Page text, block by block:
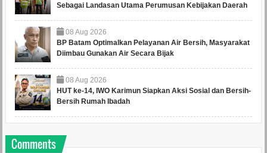
Sebagai Landasan Utama Perumusan Kebijakan Daerah
08 Aug 2026
BP Batam Optimalkan Pelayanan Air Bersih, Masyarakat
Diimbau Gunakan Air Secara Bijak
08 Aug 2026
HUT ke-14, IWO Karimun Siapkan Aksi Sosial dan Bersih-
Bersih Rumah Ibadah
Comments